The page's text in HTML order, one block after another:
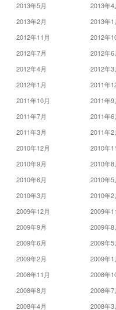
2013年5月
2013年4
2013年2月
2013年1
2012年11月
2012年
2012年7月
2012年6
2012年4月
2012年3
2012年1月
2011年
2011年10月
2011年9
2011年7月
2011年6
2011年3月
2011年2
2010年12月
2010年
2010年9月
2010年8
2010年6月
2010年5
2010年3月
2010年2
2009年12月
2009年
2009年9月
2009年8
2009年6月
2009年5
2009年2月
2009年1
2008年11月
2008年
2008年8月
2008年7
2008年4月
2008年3